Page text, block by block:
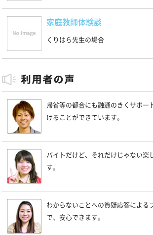
家庭教師体験談
くりはら先生の場合
帰省等の都合にも融通のきくサポー
けることができています。
バイトだけど、それだけじゃない楽
す。
わからないことへの質疑応答による
で、安心できます。